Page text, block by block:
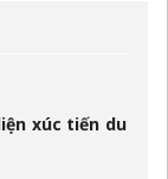
xúc tiến du